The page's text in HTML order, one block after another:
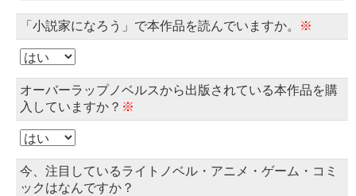
「小説家になろう」で本作品を読んでいますか。 ※
オーバーラップノベルスから出版されている本作品を購
入していますか？ ※
今、注目しているライトノベル・アニメ・ゲーム・コミ
ックはなんですか？